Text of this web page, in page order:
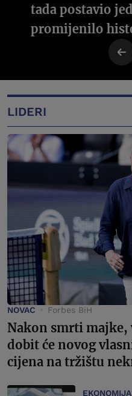
tada postavio
promijenilo
LIDERI
NOVAC Forbes BiH
Nakon smrti majke,
dobit će novog
cijena na tržištu
EKONOMIJA